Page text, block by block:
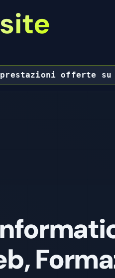
offerte su